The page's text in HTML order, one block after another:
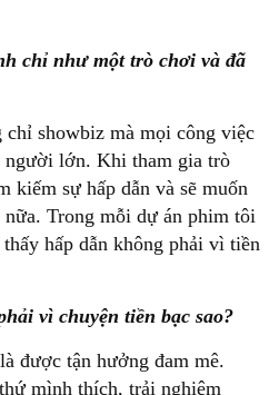
chỉ như một trò chơi và đã
showbiz mà mọi công việc
người lớn. Khi tham gia trò
kiếm sự hấp dẫn và sẽ muốn
Trong mỗi dự án phim tôi
hấp dẫn không phải vì tiền
vì chuyện tiền bạc sao?
được tận hưởng đam mê.
mình thích, trải nghiệm